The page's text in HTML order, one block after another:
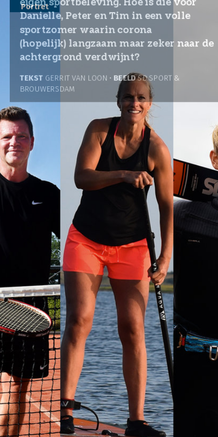
Portret
Ze hebben ieder hun geheel
eigen sportbeleving. Hoe is die voor
Danielle, Peter en Tim in een volle
sportzomer waarin corona
(hopelijk) langzaam maar zeker naar de
achtergrond verdwijnt?
TEKST GERRIT VAN LOON • BEELDSD SPORT &
BROUWERSDAM
SPORTZOMER